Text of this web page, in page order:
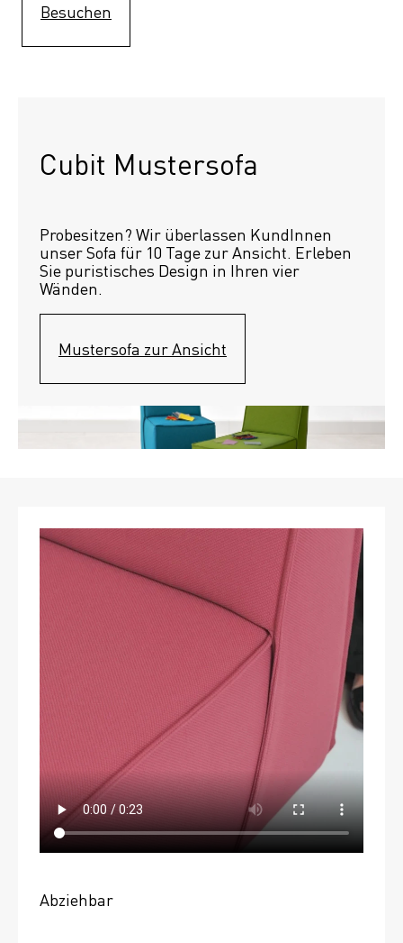
Besuchen
Cubit Mustersofa
Probesitzen? Wir überlassen KundInnen
unser Sofa für 10 Tage zur Ansicht. Erleben
Sie puristisches Design in Ihren vier
Wänden.
Mustersofa zur Ansicht
Abziehbar